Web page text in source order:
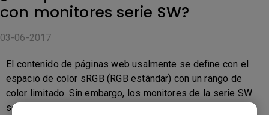
con monitores serie SW?
03-06-2017
El contenido de páginas web usalmente se define con el
espacio de color sRGB (RGB estándar) con un rango de
color limitado. Sin embargo, los monitores de la serie SW
son capces de desplegar un rango de color más amplio